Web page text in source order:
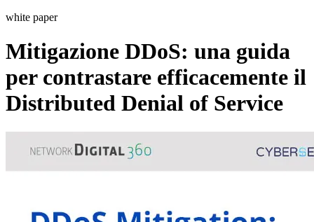
white paper
Mitigazione DDoS: una guida
per contrastare efficacemente il
Distributed Denial of Service